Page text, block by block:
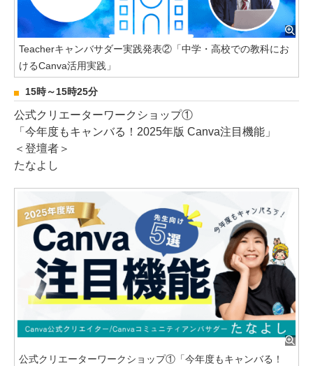
Teacherキャンバサダー実践発表②「中学・高校での教科にお
けるCanva活用実践」
15時～15時25分
公式クリエーターワークショップ①
「今年度もキャンバる！2025年版 Canva注目機能」
＜登壇者＞
たなよし
公式クリエーターワークショップ①「今年度もキャンバる！